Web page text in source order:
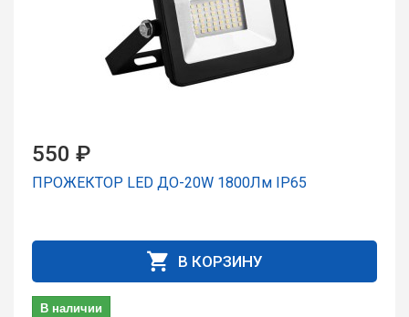
550 ₽
ПРОЖЕКТОР LED ДО-20W 1800Лм IP65
В КОРЗИНУ
В наличии